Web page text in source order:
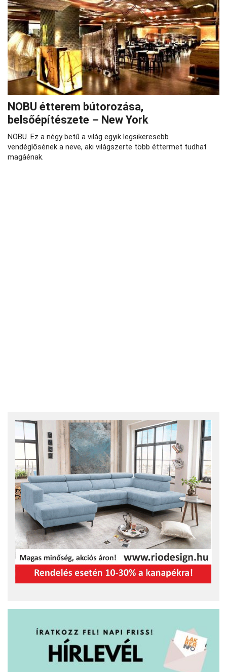
NOBU étterem bútorozása,
belsőépítészete – New York
NOBU. Ez a négy betű a világ egyik legsikeresebb
vendéglősének a neve, aki világszerte több éttermet tudhat
magáénak.